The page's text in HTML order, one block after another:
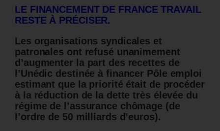
LE FINANCEMENT DE FRANCE TRAVAIL
RESTE À PRÉCISER.
Les organisations syndicales et
patronales ont refusé unanimement
d’augmenter la part des recettes de
l’Unédic destinée à financer Pôle emploi
estimant que la priorité était de procéder
à la réduction de la dette très élevée du
régime de l’assurance chômage (de
l’ordre de 50 milliards d’euros).